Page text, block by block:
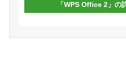
「WPS Office 2」の